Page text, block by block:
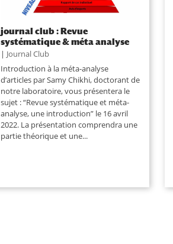
journal club : Revue
systématique & méta analyse
| Journal Club
Introduction à la méta-analyse
d’articles par Samy Chikhi, doctorant de
notre laboratoire, vous présentera le
sujet : “Revue systématique et méta-
analyse, une introduction” le 16 avril
2022. La présentation comprendra une
partie théorique et une...